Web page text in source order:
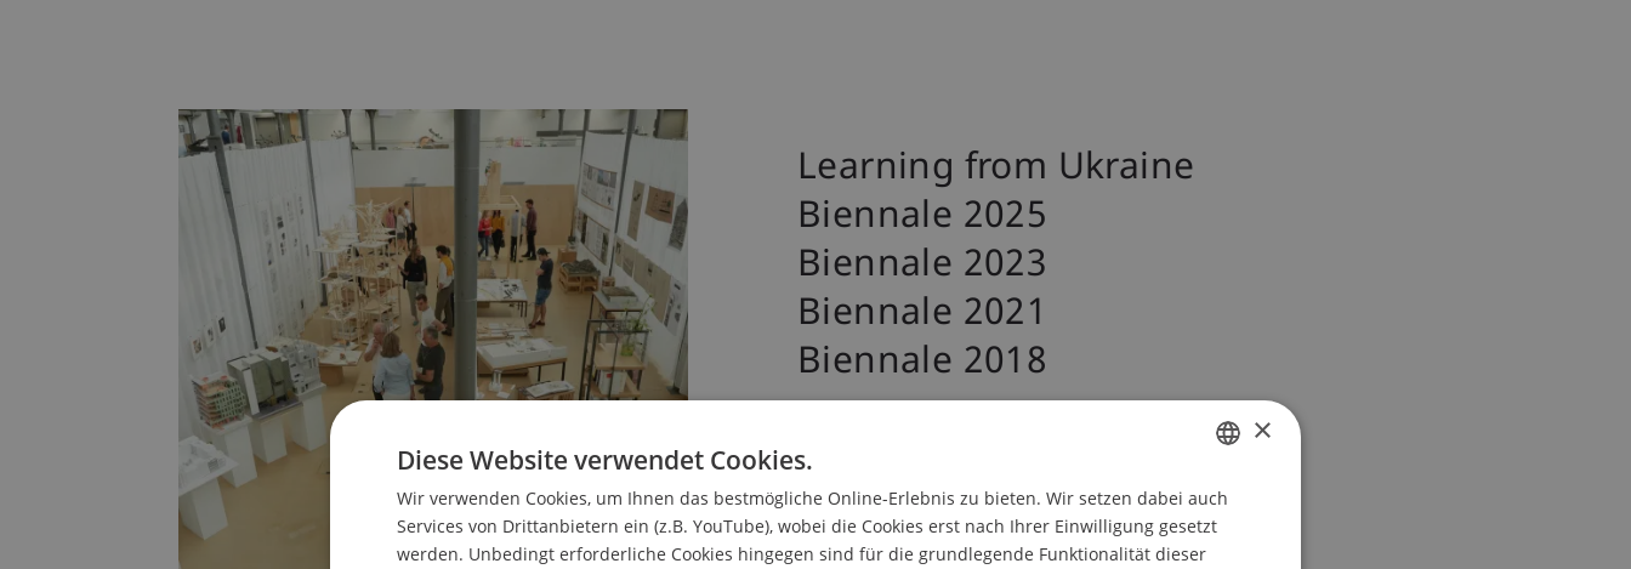
Learning from Ukraine
Biennale 2025
Biennale 2023
Biennale 2021
Biennale 2018
GERMAN
ENGLISH
×
Diese Website verwendet Cookies.
Wir verwenden Cookies, um Ihnen das bestmögliche Online-Erlebnis zu bieten. Wir setzen dabei auch
Services von Drittanbietern ein (z.B. YouTube), wobei die Cookies erst nach Ihrer Einwilligung gesetzt
werden. Unbedingt erforderliche Cookies hingegen sind für die grundlegende Funktionalität dieser